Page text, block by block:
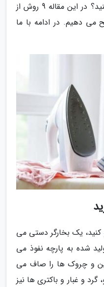
اتو نداشته باشید باید چه کار کنید؟ در این مقاله 9 روش از
می دهیم. در ادامه با ما
کنید، یک بخارگر دستی می
شده به پارچه نفوذ می
و چروک ها را صاف می
و غبار و باکتری ها نیز